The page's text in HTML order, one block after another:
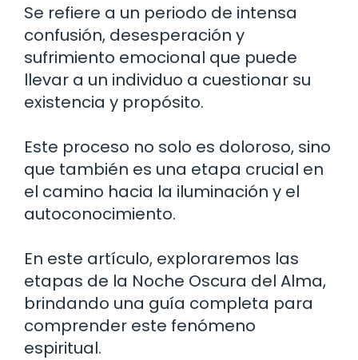
Se refiere a un periodo de intensa
confusión, desesperación y
sufrimiento emocional que puede
llevar a un individuo a cuestionar su
existencia y propósito.
Este proceso no solo es doloroso, sino
que también es una etapa crucial en
el camino hacia la iluminación y el
autoconocimiento.
En este artículo, exploraremos las
etapas de la Noche Oscura del Alma,
brindando una guía completa para
comprender este fenómeno
espiritual.